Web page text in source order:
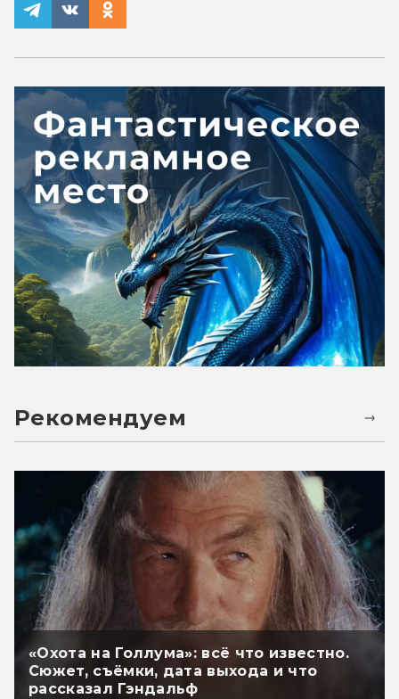
Рекомендуем
«Охота на Голлума»: всё что известно.
Сюжет, съёмки, дата выхода и что
рассказал Гэндальф